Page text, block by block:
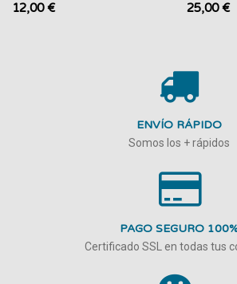
12,00 € 25,00 €
ENVÍO RÁPIDO
Somos los + rápidos
PAGO SEGURO
Certificado SSL en todas tus